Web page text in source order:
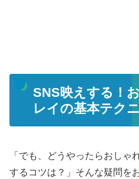
SNS映えする！
レイの基本テク
「でも、どうやったらおしゃ
するコツは？」そんな疑問を